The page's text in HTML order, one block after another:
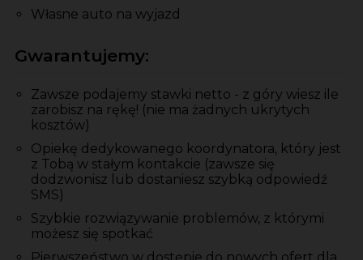
Własne auto na wyjazd
Gwarantujemy:
Zawsze podajemy stawki netto - z góry wiesz ile
zarobisz na rękę! (nie ma żadnych ukrytych
kosztów)
Opiekę dedykowanego koordynatora, który jest
z Tobą w stałym kontakcie (zawsze się
dodzwonisz lub dostaniesz szybką odpowiedź
SMS)
Szybkie rozwiązywanie problemów, z którymi
możesz się spotkać